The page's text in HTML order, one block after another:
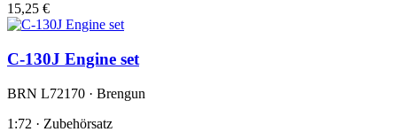
15,25 €
C-130J Engine set
BRN L72170 · Brengun
1:72 · Zubehörsatz